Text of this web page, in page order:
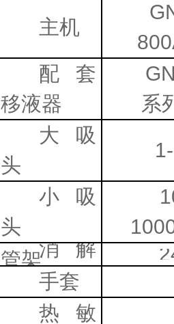
主机
800
配套
移液器
系
大吸
头
小吸
头
100
消解
管架
手套
热敏